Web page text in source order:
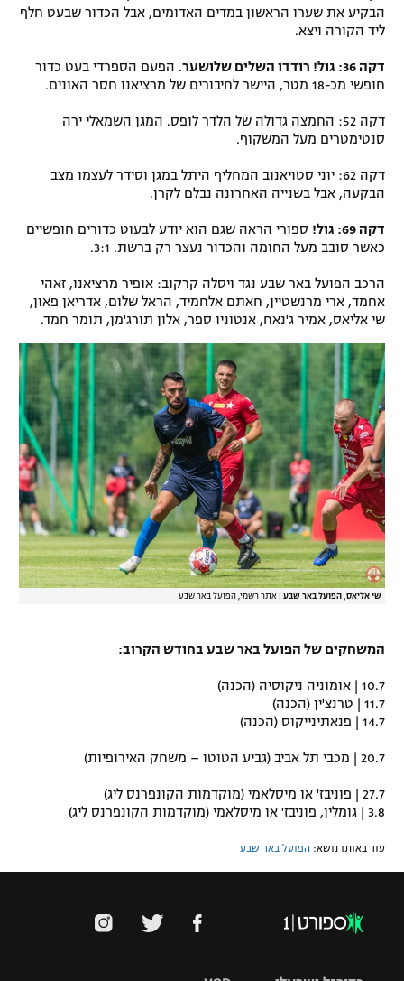
הבקיע את שערו הראשון במדים האדומים, אבל הכדור שבעט חלף
ליד הקורה ויצא.
דקה 36: גול! רודדו השלים שלושער
. הפעם הספרדי בעט כדור
חופשי מכ-18 מטר, היישר לחיבורים של מרציאנו חסר האונים.
דקה 52: החמצה גדולה של הלדר לופס. המגן השמאלי ירה
סנטימטרים מעל המשקוף.
דקה 62: יוני סטויאנוב המחליף היתל במגן וסידר לעצמו מצב
הבקעה, אבל בשנייה האחרונה נבלם לקרן.
דקה 69: גול!
ספורי הראה שגם הוא יודע לבעוט כדורים חופשיים
כאשר סובב מעל החומה והכדור נעצר רק ברשת. 3:1.
הרכב הפועל באר שבע נגד ויסלה קרקוב: אופיר מרציאנו, זאהי
אחמד, ארי מרנשטיין, חאתם אלחמיד, הראל שלום, אדריאן פאון,
שי אליאס, אמיר ג'נאח, אנטוניו ספר, אלון תורג'מן, תומר חמד.
שי אליאס, הפועל באר שבע אתר רשמי, הפועל באר שבע
המשחקים של הפועל באר שבע בחודש הקרוב:
10.7 | אומוניה ניקוסיה (הכנה)
11.7 | טרנצ'ין (הכנה)
14.7 | פנאתינייקוס (הכנה)
20.7 | מכבי תל אביב (גביע הטוטו – משחק האירופיות)
27.7 | פוניבז' או מיסלאמי (מוקדמות הקונפרנס ליג)
3.8 | גומלין, פוניבז' או מיסלאמי (מוקדמות הקונפרנס ליג)
עוד באותו נושא: הפועל באר שבע